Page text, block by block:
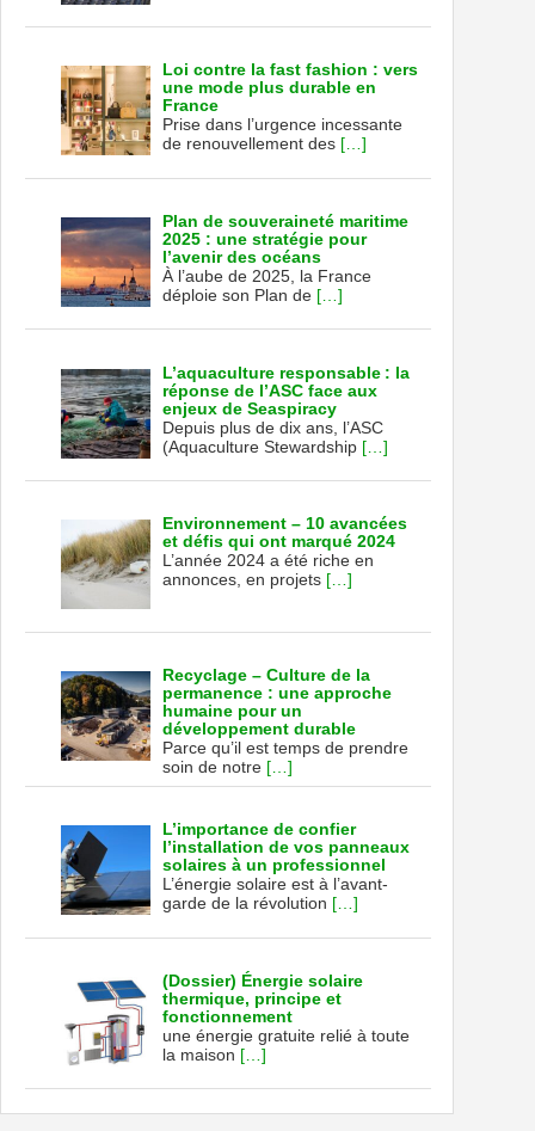
Loi contre la fast fashion : vers
une mode plus durable en
France
Prise dans l’urgence incessante
de renouvellement des […]
Plan de souveraineté maritime
2025 : une stratégie pour
l’avenir des océans
À l’aube de 2025, la France
déploie son Plan de […]
L’aquaculture responsable : la
réponse de l’ASC face aux
enjeux de Seaspiracy
Depuis plus de dix ans, l’ASC
(Aquaculture Stewardship […]
Environnement – 10 avancées
et défis qui ont marqué 2024
L’année 2024 a été riche en
annonces, en projets […]
Recyclage – Culture de la
permanence : une approche
humaine pour un
développement durable
Parce qu’il est temps de prendre
soin de notre […]
L’importance de confier
l’installation de vos panneaux
solaires à un professionnel
L’énergie solaire est à l’avant-
garde de la révolution […]
(Dossier) Énergie solaire
thermique, principe et
fonctionnement
une énergie gratuite relié à toute
la maison […]